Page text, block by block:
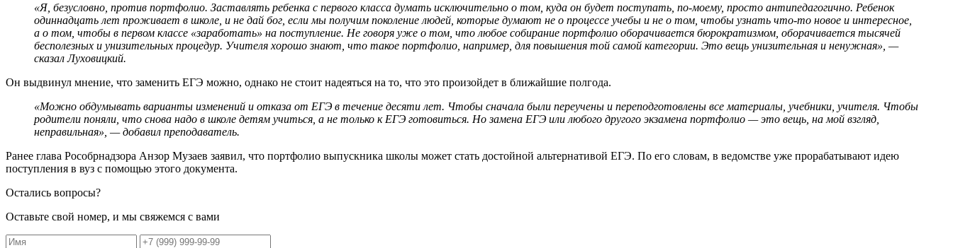
«Я, безусловно, против портфолио. Заставлять ребенка с первого класса думать исключительно о том, куда он будет поступать, по-моему, просто антипедагогично. Ребенок
одиннадцать лет проживает в школе, и не дай бог, если мы получим поколение людей, которые думают не о процессе учебы и не о том, чтобы узнать что-то новое и интересное,
а о том, чтобы в первом классе «заработать» на поступление. Не говоря уже о том, что любое собирание портфолио оборачивается бюрократизмом, оборачивается тысячей
бесполезных и унизительных процедур. Учителя хорошо знают, что такое портфолио, например, для повышения той самой категории. Это вещь унизительная и ненужная», —
сказал Луховицкий.
Он выдвинул мнение, что заменить ЕГЭ можно, однако не стоит надеяться на то, что это произойдет в ближайшие полгода.
«Можно обдумывать варианты изменений и отказа от ЕГЭ в течение десяти лет. Чтобы сначала были переучены и переподготовлены все материалы, учебники, учителя. Чтобы
родители поняли, что снова надо в школе детям учиться, а не только к ЕГЭ готовиться. Но замена ЕГЭ или любого другого экзамена портфолио — это вещь, на мой взгляд,
неправильная», — добавил преподаватель.
Ранее глава Рособрнадзора Анзор Музаев заявил, что портфолио выпускника школы может стать достойной альтернативой ЕГЭ. По его словам, в ведомстве уже прорабатывают идею
поступления в вуз с помощью этого документа.
Остались вопросы?
Оставьте свой номер, и мы свяжемся с вами